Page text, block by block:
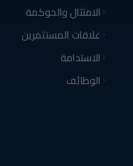
الامتثال والحوكمة
علاقات المستثمرين
الاستدامة
الوظائف